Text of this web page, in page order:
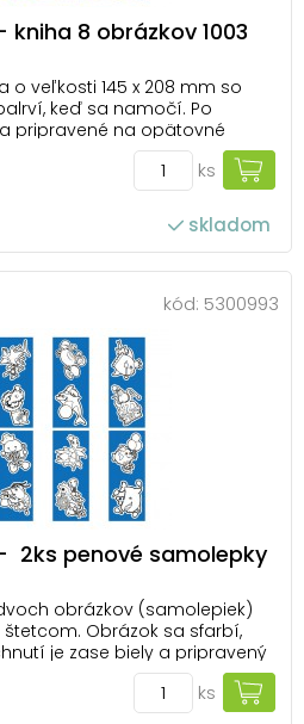
8 obrázkov 1003
o veľkosti 145 x 208 mm so
keď sa namočí. Po
pripravené na opätovné
s čistou vodou namoč
ploche a ako kúzlom sa
3. Po zaschnut...
ks
skladom
kód: 5300993
2ks penové samolepky
obrázkov (samolepiek)
Obrázok sa sfarbí,
je zase biely a pripravený
cena je za 1 hárok.
ks